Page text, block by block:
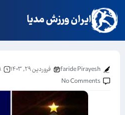
ایران ورزش مدیا
faride Pirayesh فروردین ۲۹, ۱۴۰۳
No Comments